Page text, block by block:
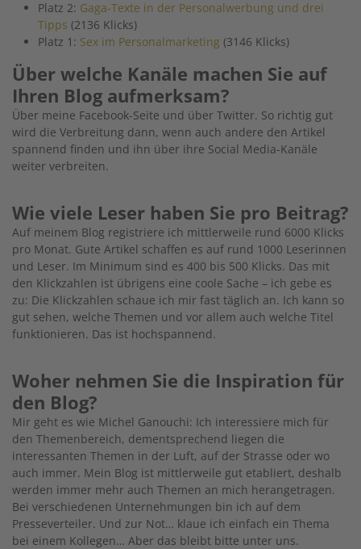
Platz 2: Gaga-Texte in der Personalwerbung und drei
Tipps (2136 Klicks)
Platz 1: Sex im Personalmarketing (3146 Klicks)
Über welche Kanäle machen Sie auf
Ihren Blog aufmerksam?
Über meine Facebook-Seite und über Twitter. So richtig gut
wird die Verbreitung dann, wenn auch andere den Artikel
spannend finden und ihn über ihre Social Media-Kanäle
weiter verbreiten.
Wie viele Leser haben Sie pro Beitrag?
Auf meinem Blog registriere ich mittlerweile rund 6000 Klicks
pro Monat. Gute Artikel schaffen es auf rund 1000 Leserinnen
und Leser. Im Minimum sind es 400 bis 500 Klicks. Das mit
den Klickzahlen ist übrigens eine coole Sache – ich gebe es
zu: Die Klickzahlen schaue ich mir fast täglich an. Ich kann so
gut sehen, welche Themen und vor allem auch welche Titel
funktionieren. Das ist hochspannend.
Woher nehmen Sie die Inspiration für
den Blog?
Mir geht es wie Michel Ganouchi: Ich interessiere mich für
den Themenbereich, dementsprechend liegen die
interessanten Themen in der Luft, auf der Strasse oder wo
auch immer. Mein Blog ist mittlerweile gut etabliert, deshalb
werden immer mehr auch Themen an mich herangetragen.
Bei verschiedenen Unternehmungen bin ich auf dem
Presseverteiler. Und zur Not… klaue ich einfach ein Thema
bei einem Kollegen… Aber das bleibt bitte unter uns.